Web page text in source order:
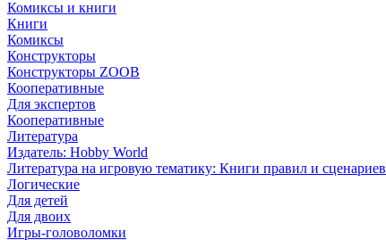
Комиксы и книги
Книги
Комиксы
Конструкторы
Конструкторы ZOOB
Кооперативные
Для экспертов
Кооперативные
Литература
Издатель: Hobby World
Литература на игровую тематику: Книги правил и сценариев
Логические
Для детей
Для двоих
Игры-головоломки